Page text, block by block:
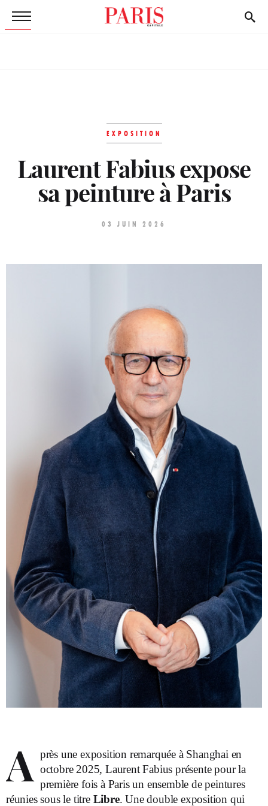
EXPOSITION
Laurent Fabius expose
sa peinture à Paris
03 JUIN 2026
A près une exposition remarquée à Shanghai en
octobre 2025, Laurent Fabius présente pour la
première fois à Paris un ensemble de peintures
réunies sous le titre Libre. Une double exposition qui